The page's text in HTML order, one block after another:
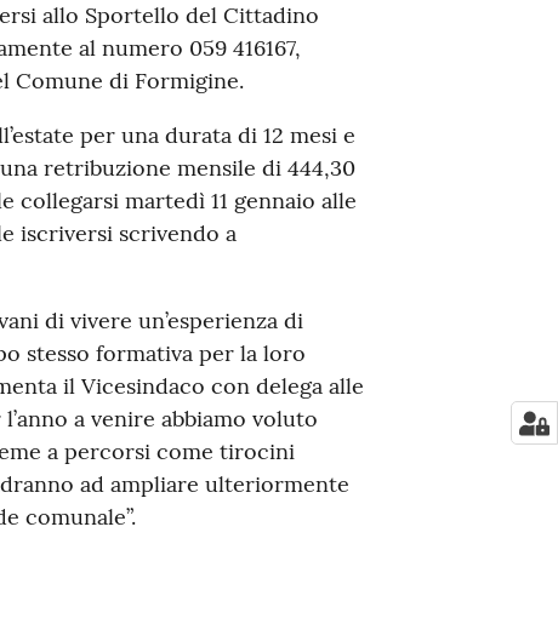
allo Sportello del Cittadino
al numero 059 416167,
Comune di Formigine.
per una durata di 12 mesi e
retribuzione mensile di 444,30
collegarsi martedì 11 gennaio alle
iscriversi scrivendo a
di vivere un’esperienza di
stesso formativa per la loro
il Vicesindaco con delega alle
a venire abbiamo voluto
a percorsi come tirocini
ad ampliare ulteriormente
comunale”.